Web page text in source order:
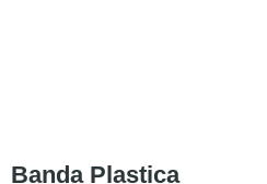
Banda Plastica